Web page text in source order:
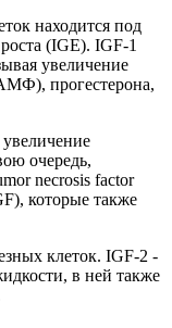
находится под
(IGE). IGF-1
увеличение
прогестерона,
очередь,
necrosis factor
которые также
клеток. IGF-2 -
в ней также